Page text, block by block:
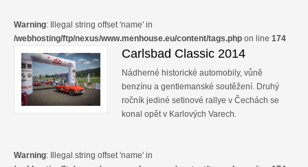
Warning: Illegal string offset 'name' in
/webhosting/ftp/nexus/www.menhouse.eu/content/tags.php on line 174
Carlsbad Classic 2014
Nádherné historické automobily, vůně
benzínu a gentlemanské soutěžení. Druhý
ročník jediné setinové rallye v Čechách se
konal opět v Karlových Varech.
Warning: Illegal string offset 'name' in